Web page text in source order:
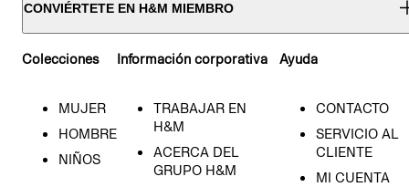
CONVIÉRTETE EN H&M MIEMBRO
Colecciones
MUJER
HOMBRE
NIÑOS
Información corporativa
TRABAJAR EN
H&M
ACERCA DEL
GRUPO H&M
Ayuda
CONTACTO
SERVICIO AL
CLIENTE
MI CUENTA